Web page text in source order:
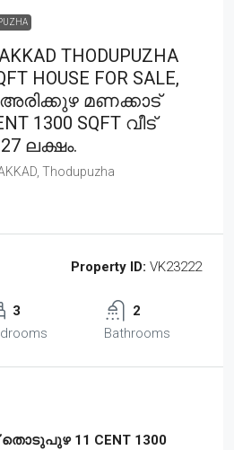
THODUPUZHA
HOUSE FOR SALE,
അരിക്കുഴ മണക്കാട്
1300 SQFT വീട്
ലക്ഷം.
Thodupuzha
Property ID: VK23222
3
2
Bathrooms
11 CENT 1300